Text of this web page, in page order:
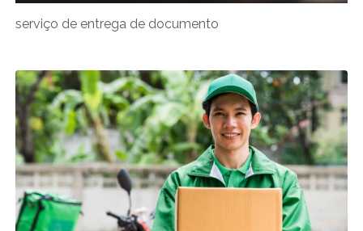
serviço de entrega de documento